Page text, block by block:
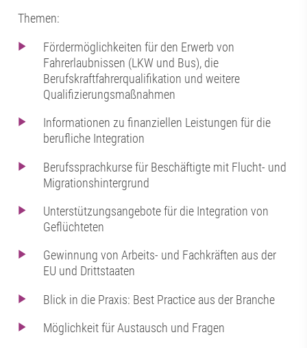
Themen:
Fördermöglichkeiten für den Erwerb von
Fahrerlaubnissen (LKW und Bus), die
Berufskraftfahrerqualifikation und weitere
Qualifizierungsmaßnahmen
Informationen zu finanziellen Leistungen für die
berufliche Integration
Berufssprachkurse für Beschäftigte mit Flucht- und
Migrationshintergrund
Unterstützungsangebote für die Integration von
Geflüchteten
Gewinnung von Arbeits- und Fachkräften aus der
EU und Drittstaaten
Blick in die Praxis: Best Practice aus der Branche
Möglichkeit für Austausch und Fragen